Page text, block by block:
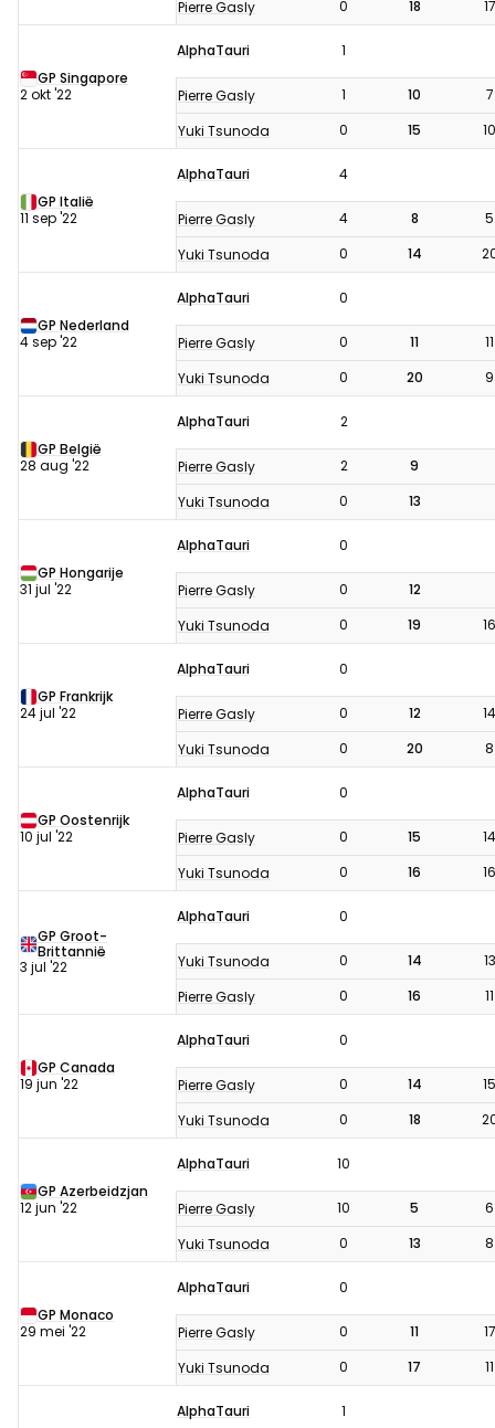
Pierre Gasly
0 18 17
GP Singapore
2 okt '22
AlphaTauri 1
Pierre Gasly 1 10
7
Yuki Tsunoda
0 15 10
GP Italië
11 sep '22
AlphaTauri 4
Pierre Gasly 4 8
5
Yuki Tsunoda
0 14
GP Nederland
4 sep '22
AlphaTauri 0
Pierre Gasly 0 11
11
Yuki Tsunoda
0 20 9
GP België
28 aug '22
AlphaTauri 2
Pierre Gasly 2
9
Yuki Tsunoda
0 13
GP Hongarije
31 jul '22
AlphaTauri 0
Pierre Gasly 0
12
Yuki Tsunoda
0 19 16
GP Frankrijk
24 jul '22
AlphaTauri 0
Pierre Gasly 0 12
14
Yuki Tsunoda
0 20 8
GP Oostenrijk
10 jul '22
AlphaTauri 0
Pierre Gasly 0 15
14
Yuki Tsunoda
0 16 16
GP Groot-
Brittannië
3 jul '22
AlphaTauri 0
Yuki Tsunoda 0 14
13
Pierre Gasly
0 16 11
GP Canada
19 jun '22
AlphaTauri 0
Pierre Gasly 0 14
15
Yuki Tsunoda
0 18
GP Azerbeidzjan
12 jun '22
AlphaTauri 10
Pierre Gasly 10 5
6
Yuki Tsunoda
0 13 8
GP Monaco
29 mei '22
AlphaTauri 0
Pierre Gasly 0 11
17
Yuki Tsunoda
0 17 11
AlphaTauri 1